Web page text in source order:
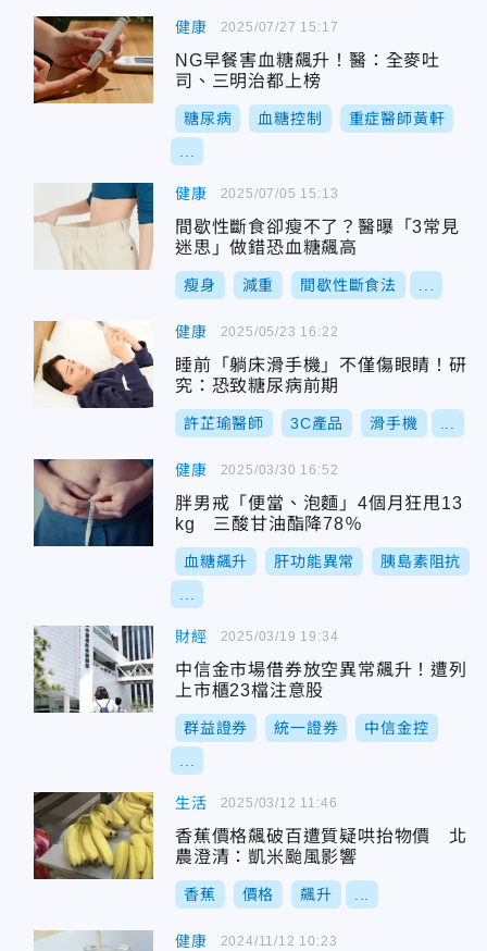
健康
NG早餐害血糖飆升！醫：全麥吐
司、三明治都上榜
糖尿病 血糖控制 重症醫師黃軒
2025/07/27 15:17
健康
間歇性斷食卻瘦不了？醫曝「3常見
迷思」做錯恐血糖飆高
瘦身 減重 間歇性斷食法
2025/07/05 15:13
健康
睡前「躺床滑手機」不僅傷眼睛！研
究：恐致糖尿病前期
許芷瑜醫師 3C產品 滑手機
2025/05/23 16:22
健康
胖男戒「便當、泡麵」4個月狂甩13
kg 三酸甘油酯降78％
血糖飆升 肝功能異常 胰島素阻抗
2025/03/30 16:52
財經
中信金市場借券放空異常飆升！遭列
上市櫃23檔注意股
群益證券 統一證券 中信金控
2025/03/19 19:34
生活
香蕉價格飆破百遭質疑哄抬物價 北
農澄清：凱米颱風影響
香蕉 價格 飆升
2025/03/12 11:46
健康 2024/11/12 10:23